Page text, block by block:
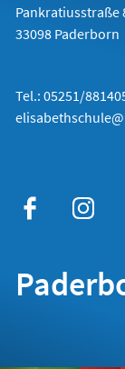
Pankratiusstraße
33098 Paderborn
Tel.: 05251/